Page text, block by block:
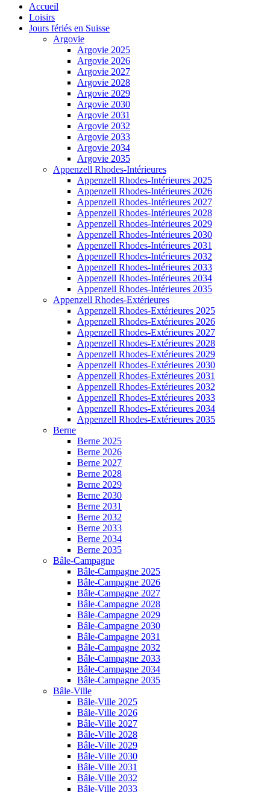
Accueil
Loisirs
Jours fériés en Suisse
Argovie
Argovie 2025
Argovie 2026
Argovie 2027
Argovie 2028
Argovie 2029
Argovie 2030
Argovie 2031
Argovie 2032
Argovie 2033
Argovie 2034
Argovie 2035
Appenzell Rhodes-Intérieures
Appenzell Rhodes-Intérieures 2025
Appenzell Rhodes-Intérieures 2026
Appenzell Rhodes-Intérieures 2027
Appenzell Rhodes-Intérieures 2028
Appenzell Rhodes-Intérieures 2029
Appenzell Rhodes-Intérieures 2030
Appenzell Rhodes-Intérieures 2031
Appenzell Rhodes-Intérieures 2032
Appenzell Rhodes-Intérieures 2033
Appenzell Rhodes-Intérieures 2034
Appenzell Rhodes-Intérieures 2035
Appenzell Rhodes-Extérieures
Appenzell Rhodes-Extérieures 2025
Appenzell Rhodes-Extérieures 2026
Appenzell Rhodes-Extérieures 2027
Appenzell Rhodes-Extérieures 2028
Appenzell Rhodes-Extérieures 2029
Appenzell Rhodes-Extérieures 2030
Appenzell Rhodes-Extérieures 2031
Appenzell Rhodes-Extérieures 2032
Appenzell Rhodes-Extérieures 2033
Appenzell Rhodes-Extérieures 2034
Appenzell Rhodes-Extérieures 2035
Berne
Berne 2025
Berne 2026
Berne 2027
Berne 2028
Berne 2029
Berne 2030
Berne 2031
Berne 2032
Berne 2033
Berne 2034
Berne 2035
Bâle-Campagne
Bâle-Campagne 2025
Bâle-Campagne 2026
Bâle-Campagne 2027
Bâle-Campagne 2028
Bâle-Campagne 2029
Bâle-Campagne 2030
Bâle-Campagne 2031
Bâle-Campagne 2032
Bâle-Campagne 2033
Bâle-Campagne 2034
Bâle-Campagne 2035
Bâle-Ville
Bâle-Ville 2025
Bâle-Ville 2026
Bâle-Ville 2027
Bâle-Ville 2028
Bâle-Ville 2029
Bâle-Ville 2030
Bâle-Ville 2031
Bâle-Ville 2032
Bâle-Ville 2033